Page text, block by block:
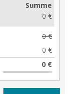
Summe
0 €
0 €
0 €
0 €